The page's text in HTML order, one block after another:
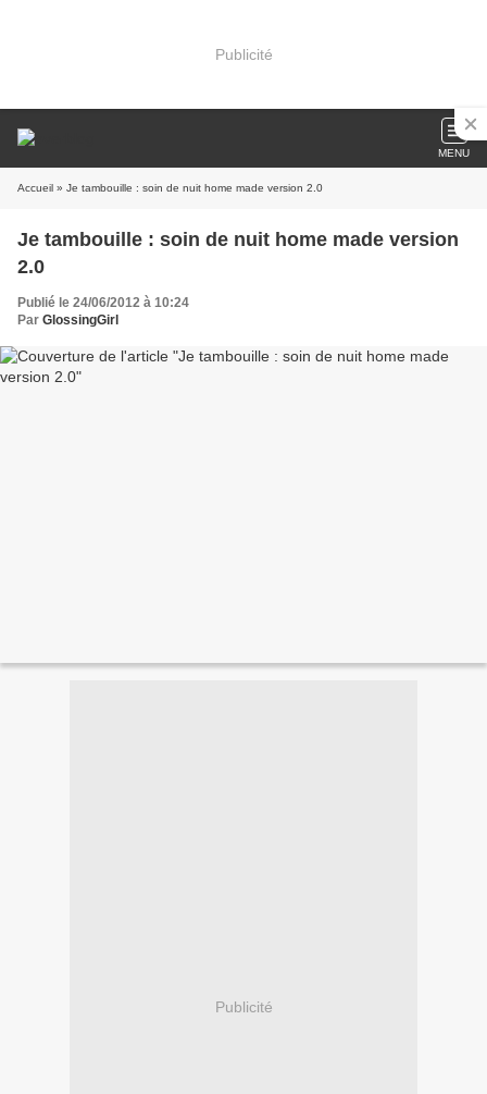
Publicité
MENU
Accueil » Je tambouille : soin de nuit home made version 2.0
Je tambouille : soin de nuit home made version
2.0
Publié le 24/06/2012 à 10:24
Par GlossingGirl
Publicité